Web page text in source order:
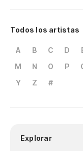
Todos los artistas
A B C D
M
N O P
Y
Z #
Explorar